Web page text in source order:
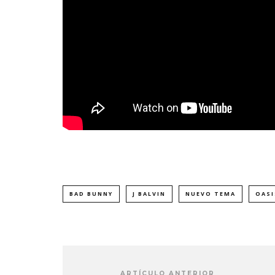
BAD BUNNY J BALVIN NUEVO TEMA
ARTÍCULO ANTERIOR